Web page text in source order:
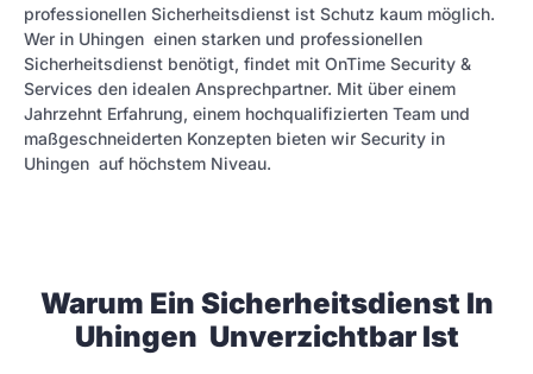
professionellen Sicherheitsdienst ist Schutz kaum möglich.
Wer in Uhingen einen starken und professionellen
Sicherheitsdienst benötigt, findet mit OnTime Security &
Services den idealen Ansprechpartner. Mit über einem
Jahrzehnt Erfahrung, einem hochqualifizierten Team und
maßgeschneiderten Konzepten bieten wir Security in
Uhingen auf höchstem Niveau.
Warum Ein Sicherheitsdienst In
Uhingen Unverzichtbar Ist